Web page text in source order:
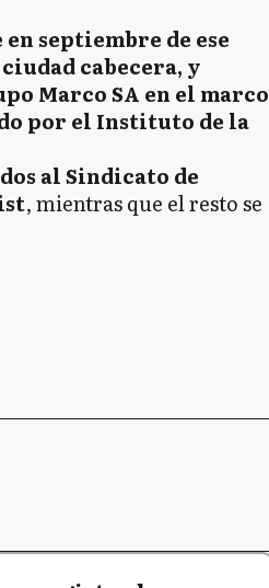
septiembre de ese
cabecera, y
Marco SA en el marco
por el Instituto de la
al Sindicato de
, mientras que el resto se